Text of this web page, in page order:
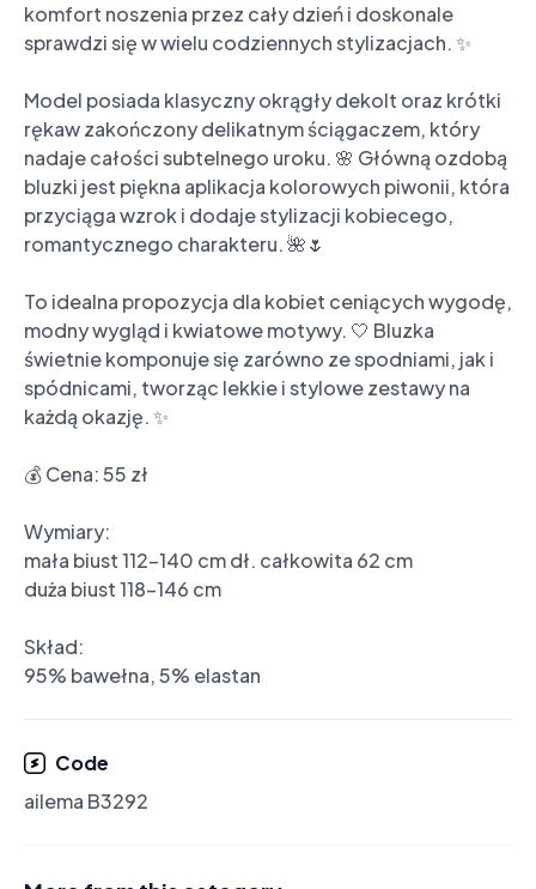
komfort noszenia przez cały dzień i doskonale
sprawdzi się w wielu codziennych stylizacjach. ✨
Model posiada klasyczny okrągły dekolt oraz krótki
rękaw zakończony delikatnym ściągaczem, który
nadaje całości subtelnego uroku. 🌸 Główną ozdobą
bluzki jest piękna aplikacja kolorowych piwonii, która
przyciąga wzrok i dodaje stylizacji kobiecego,
romantycznego charakteru. 🌺🌷
To idealna propozycja dla kobiet ceniących wygodę,
modny wygląd i kwiatowe motywy. 🤍 Bluzka
świetnie komponuje się zarówno ze spodniami, jak i
spódnicami, tworząc lekkie i stylowe zestawy na
każdą okazję. ✨
💰 Cena: 55 zł
Wymiary:
mała biust 112-140 cm dł. całkowita 62 cm
duża biust 118-146 cm
Skład:
95% bawełna, 5% elastan
Code
ailema B3292